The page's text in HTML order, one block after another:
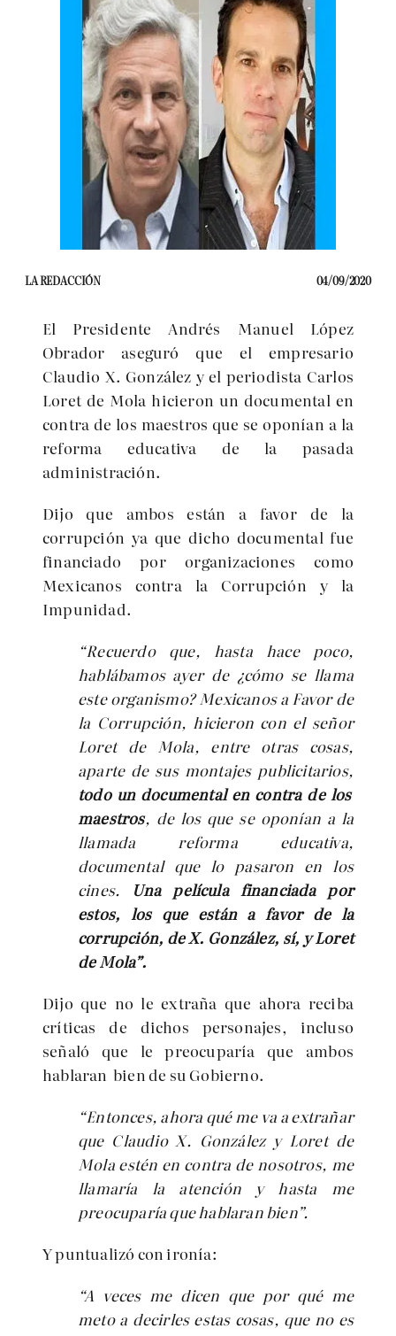
LA REDACCIÓN 04/09/2020
El Presidente Andrés Manuel López
Obrador aseguró que el empresario
Claudio X. González y el periodista Carlos
Loret de Mola hicieron un documental en
contra de los maestros que se oponían a la
reforma educativa de la pasada
administración.
Dijo que ambos están a favor de la
corrupción ya que dicho documental fue
financiado por organizaciones como
Mexicanos contra la Corrupción y la
Impunidad.
“Recuerdo que, hasta hace poco,
hablábamos ayer de ¿cómo se llama
este organismo? Mexicanos a Favor de
la Corrupción, hicieron con el señor
Loret de Mola, entre otras cosas,
aparte de sus montajes publicitarios,
todo un documental en contra de los
maestros, de los que se oponían a la
llamada reforma educativa,
documental que lo pasaron en los
cines.
Una película financiada por
estos, los que están a favor de la
corrupción, de X. González, sí, y Loret
de Mola”.
Dijo que no le extraña que ahora reciba
críticas de dichos personajes, incluso
señaló que le preocuparía que ambos
hablaran bien de su Gobierno.
“Entonces, ahora qué me va a extrañar
que Claudio X. González y Loret de
Mola estén en contra de nosotros, me
llamaría la atención y hasta me
preocuparía que hablaran bien”.
Y puntualizó con ironía:
“A veces me dicen que por qué me
meto a decirles estas cosas, que no es